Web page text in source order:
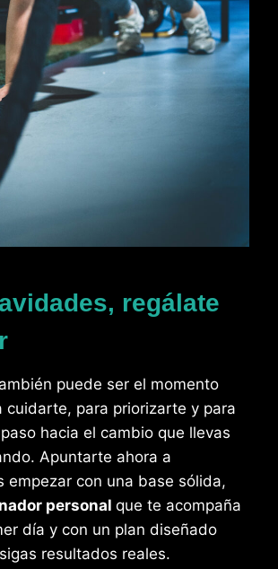
regálate
puede ser el momento
cuidarte, para priorizarte y para
hacia el cambio que llevas
Apuntarte ahora a
empezar con una base sólida,
personal que te acompaña
día y con un plan diseñado
resultados reales.